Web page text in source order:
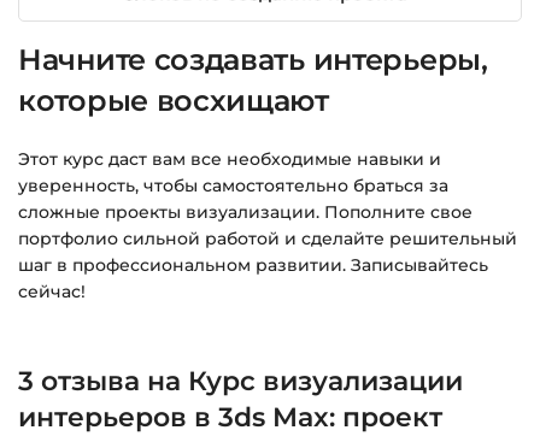
Начните создавать интерьеры,
которые восхищают
Этот курс даст вам все необходимые навыки и
уверенность, чтобы самостоятельно браться за
сложные проекты визуализации. Пополните свое
портфолио сильной работой и сделайте решительный
шаг в профессиональном развитии. Записывайтесь
сейчас!
3 отзыва на Курс визуализации
интерьеров в 3ds Max: проект